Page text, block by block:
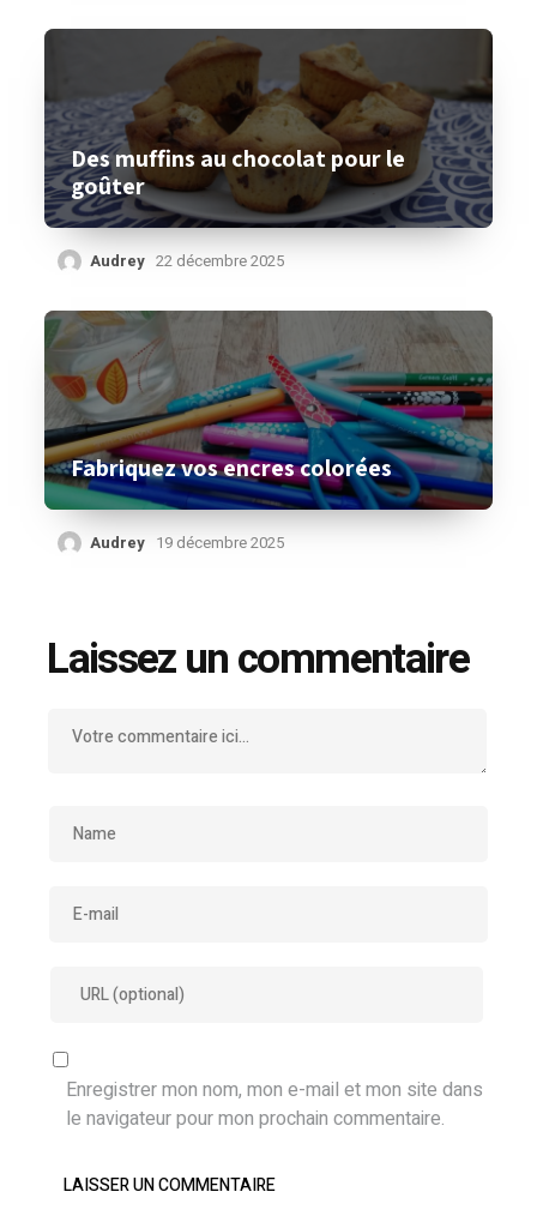
Des muffins au chocolat pour le
goûter
Audrey 22 décembre 2025
Fabriquez vos encres colorées
Audrey 19 décembre 2025
Laissez un commentaire
Enregistrer mon nom, mon e-mail et mon site dans
le navigateur pour mon prochain commentaire.